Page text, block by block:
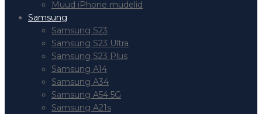
Muud iPhone mudelid
Samsung
Samsung S23
Samsung S23 Ultra
Samsung S23 Plus
Samsung A14
Samsung A34
Samsung A54 5G
Samsung A21s